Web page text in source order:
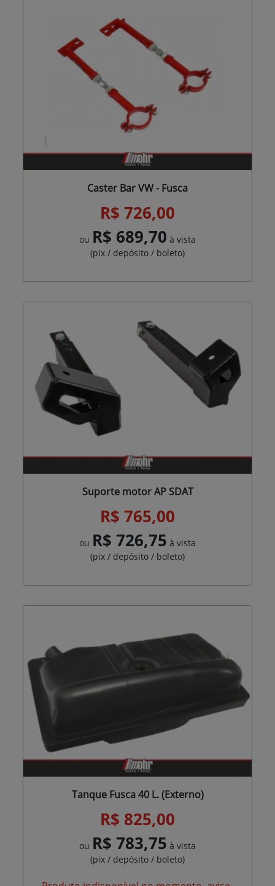
Caster Bar VW - Fusca
R$ 726,00
ou R$ 689,70 à vista
(pix / depósito / boleto)
Suporte motor AP SDAT
R$ 765,00
ou R$ 726,75 à vista
(pix / depósito / boleto)
Tanque Fusca 40 L. (Externo)
R$ 825,00
ou R$ 783,75 à vista
(pix / depósito / boleto)